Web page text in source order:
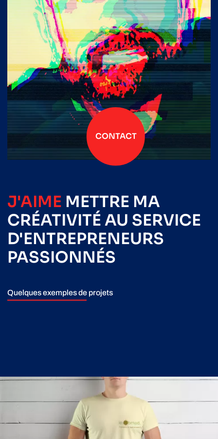
CONTACT
J'AIME METTRE MA
CRÉATIVITÉ AU SERVICE
D'ENTREPRENEURS
PASSIONNÉS
Quelques exemples de projets